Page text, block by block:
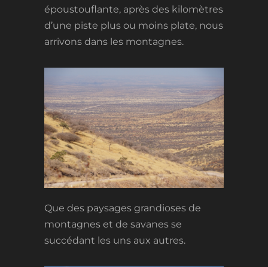
époustouflante, après des kilomètres
d’une piste plus ou moins plate, nous
arrivons dans les montagnes.
Que des paysages grandioses de
montagnes et de savanes se
succédant les uns aux autres.